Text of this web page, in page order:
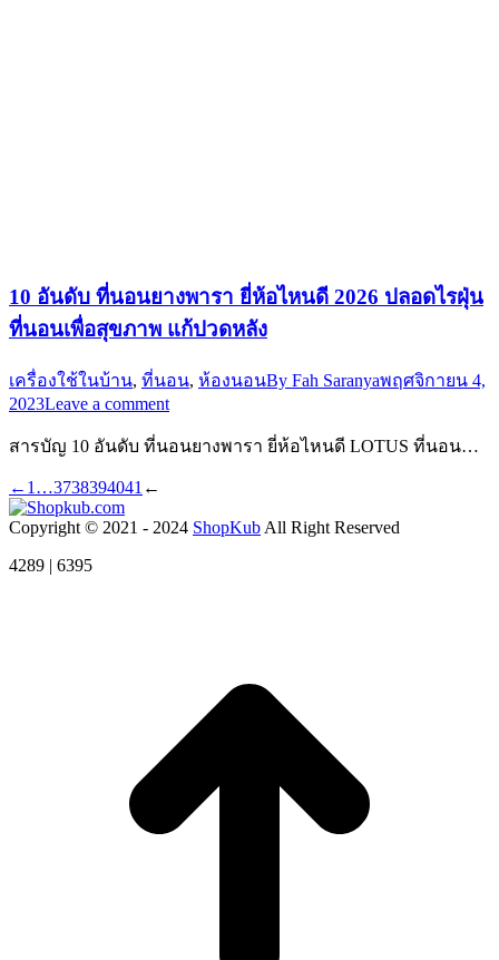
10 อันดับ ที่นอนยางพารา ยี่ห้อไหนดี 2026 ปลอดไรฝุ่น
ที่นอนเพื่อสุขภาพ แก้ปวดหลัง
เครื่องใช้ในบ้าน, ที่นอน, ห้องนอนBy Fah Saranyaพฤศจิกายน 4,
2023Leave a comment
สารบัญ 10 อันดับ ที่นอนยางพารา ยี่ห้อไหนดี LOTUS ที่นอน…
← 1 …3738394041 ←
Copyright © 2021 - 2024 ShopKub All Right Reserved
4289 | 6395